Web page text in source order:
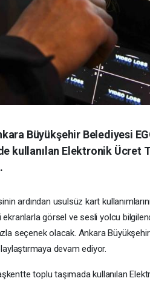
Büyükşehir Belediyesi
kullanılan Elektronik Ücret
ardından usulsüz kart
görsel ve sesli yolcu
seçenek olacak. Ankara Büyükşehir
devam ediyor.
toplu taşımada kullanılan